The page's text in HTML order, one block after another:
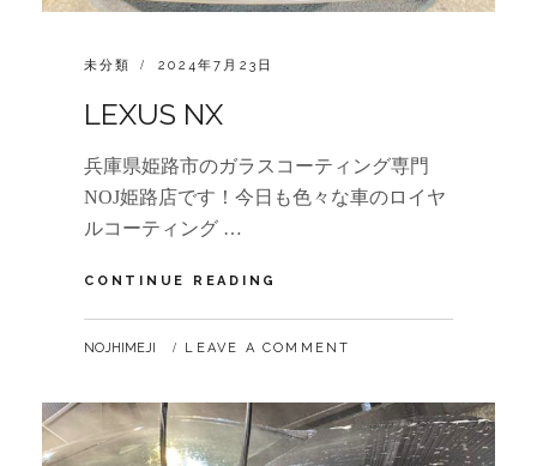
CATEGORIES:
未分類
POSTED
2024年7月23日
LEXUS NX
兵庫県姫路市のガラスコーティング専門
NOJ姫路店です！今日も色々な車のロイヤ
ルコーティング …
CONTINUE READING
BY
NOJHIMEJI LEAVE A COMMENT